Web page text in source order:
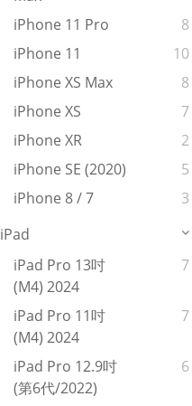
iPhone 11 Pro
8
iPhone 11
10
iPhone XS Max
8
iPhone XS
7
iPhone XR
2
iPhone SE (2020)
5
iPhone 8 / 7
3
iPad
iPad Pro 13吋
(M4) 2024
7
iPad Pro 11吋
(M4) 2024
7
iPad Pro 12.9吋
(第6代/2022)
6